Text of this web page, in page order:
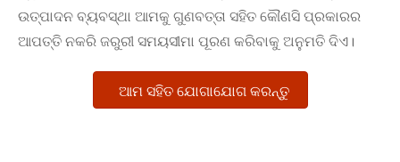
ଉତ୍ପାଦନ ବ୍ୟବସ୍ଥା ଆମକୁ ଗୁଣବତ୍ତା ସହିତ କୌଣସି ପ୍ରକାରର
ଆପତ୍ତି ନକରି ଜରୁରୀ ସମୟସୀମା ପୂରଣ କରିବାକୁ ଅନୁମତି ଦିଏ।
ଆମ ସହିତ ଯୋଗାଯୋଗ କରନ୍ତୁ